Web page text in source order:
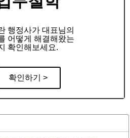
행정사가 대표님의
어떻게 해결해왔는
확인해보세요.
확인하기 >